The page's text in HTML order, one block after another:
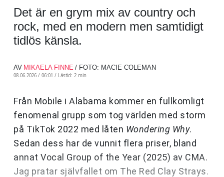
Det är en grym mix av country och
rock, med en modern men samtidigt
tidlös känsla.
AV MIKAELA FINNE / FOTO: MACIE COLEMAN
08.06.2026 / 06:01 / Lästid: 2 min
Från Mobile i Alabama kommer en fullkomligt
fenomenal grupp som tog världen med storm
på TikTok 2022 med låten Wondering Why.
Sedan dess har de vunnit flera priser, bland
annat Vocal Group of the Year (2025) av CMA.
Jag pratar självfallet om The Red Clay Strays.